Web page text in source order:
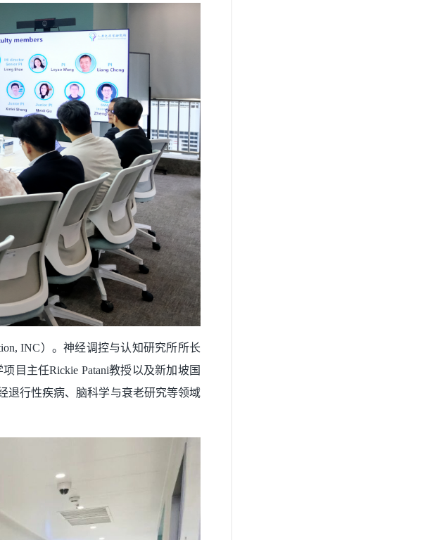
INC）。神经调控与认知研究所所长
目主任Rickie Patani教授以及新加坡国
退行性疾病、脑科学与衰老研究等领域